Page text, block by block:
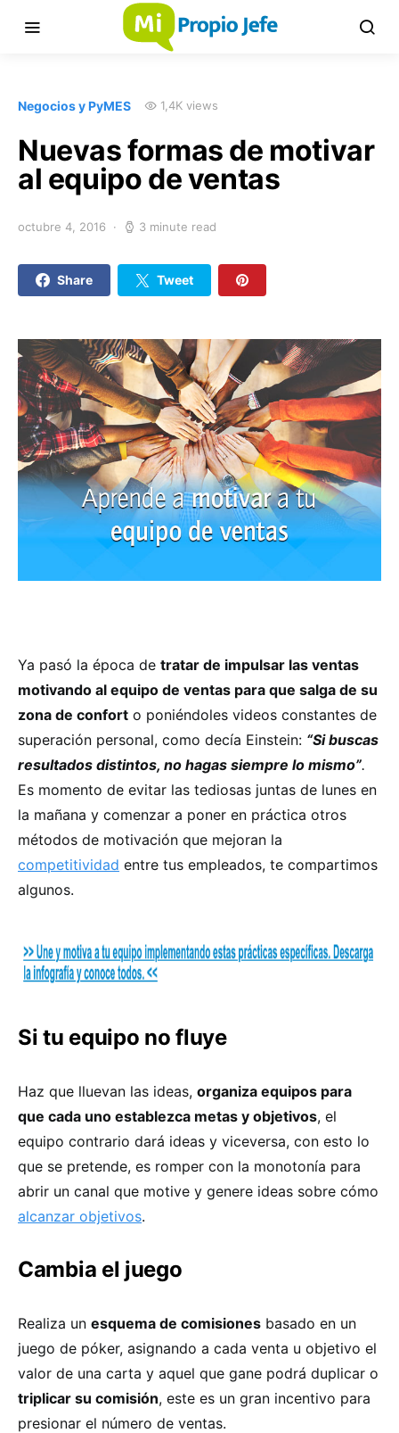
Negocios y PyMES 1,4K views
Nuevas formas de motivar
al equipo de ventas
octubre 4, 2016 3 minute read
Share Tweet
Ya pasó la época de tratar de impulsar las ventas
motivando al equipo de ventas para que salga de su
zona de confort o poniéndoles videos constantes de
superación personal, como decía Einstein: “Si buscas
resultados distintos, no hagas siempre lo mismo”.
Es momento de evitar las tediosas juntas de lunes en
la mañana y comenzar a poner en práctica otros
métodos de motivación que mejoran la
competitividad entre tus empleados, te compartimos
algunos.
Si tu equipo no fluye
Haz que lluevan las ideas, organiza equipos para
que cada uno establezca metas y objetivos, el
equipo contrario dará ideas y viceversa, con esto lo
que se pretende, es romper con la monotonía para
abrir un canal que motive y genere ideas sobre cómo
alcanzar objetivos.
Cambia el juego
Realiza un esquema de comisiones basado en un
juego de póker, asignando a cada venta u objetivo el
valor de una carta y aquel que gane podrá duplicar o
triplicar su comisión, este es un gran incentivo para
presionar el número de ventas.